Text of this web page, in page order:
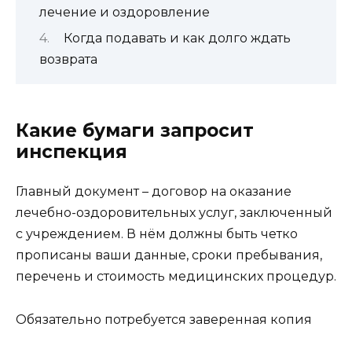
лечение и оздоровление
Когда подавать и как долго ждать
возврата
Какие бумаги запросит
инспекция
Главный документ – договор на оказание
лечебно-оздоровительных услуг, заключенный
с учреждением. В нём должны быть четко
прописаны ваши данные, сроки пребывания,
перечень и стоимость медицинских процедур.
Обязательно потребуется заверенная копия